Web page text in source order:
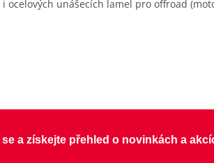
unášecích lamel pro offroad
a získejte přehled o novinkách a